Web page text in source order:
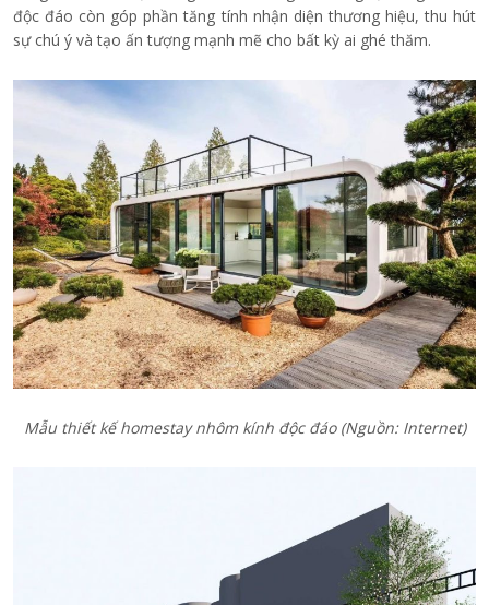
độc đáo còn góp phần tăng tính nhận diện thương hiệu, thu hút
sự chú ý và tạo ấn tượng mạnh mẽ cho bất kỳ ai ghé thăm.
Mẫu thiết kế homestay nhôm kính độc đáo (Nguồn: Internet)